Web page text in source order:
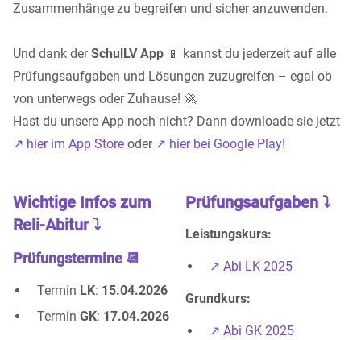
Zusammenhänge zu begreifen und sicher anzuwenden.
Und dank derSchulLV App 📱 kannst du jederzeit auf alle
Prüfungsaufgaben und Lösungen zuzugreifen – egal ob
von unterwegs oder Zuhause! 🚀
Hast du unsere App noch nicht? Dann downloade sie jetzt
↗️ hier im App Store oder ↗️ hier bei Google Play!
Wichtige Infos zum
Reli-Abitur ⤵️
Prüfungstermine 📆
Termin LK: 15.04.2026
Termin GK: 17.04.2026
Prüfungsaufgaben ⤵️
Leistungskurs:
↗️ Abi LK 2025
Grundkurs:
↗️ Abi GK 2025